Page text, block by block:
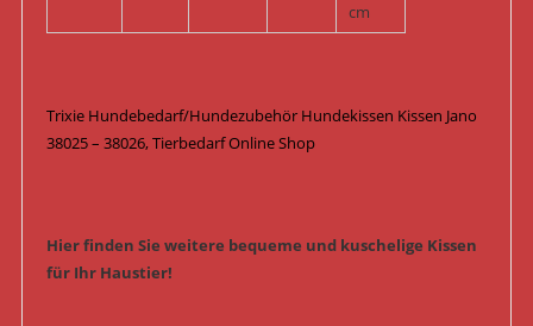
cm
Trixie Hundebedarf/Hundezubehör Hundekissen Kissen Jano
38025 – 38026, Tierbedarf Online Shop
Hier finden Sie weitere bequeme und kuschelige Kissen
für Ihr Haustier!